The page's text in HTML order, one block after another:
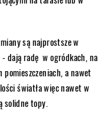
są najprostsze w
dają radę w ogródkach, na
a nawet
światła więc nawet w
solidne topy.